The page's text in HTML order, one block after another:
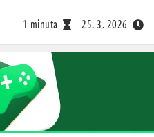
1 minuta 25. 3. 2026